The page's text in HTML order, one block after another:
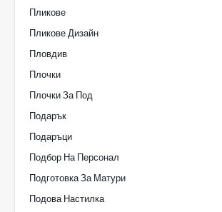
Пликове
Пликове Дизайн
Пловдив
Плочки
Плочки За Под
Подарък
Подаръци
Подбор На Персонал
Подготовка За Матури
Подова Настилка